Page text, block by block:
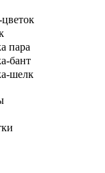
пара
бант
шелк